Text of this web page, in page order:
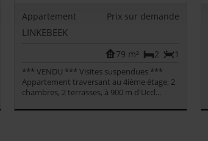
Appartement Prix sur demande
LINKEBEEK
1
2
79 m²
*** VENDU *** Visites suspendues ***
Appartement traversant au 4ième étage, 2
chambres, 2 terrasses, à 900 m d'Uccl...